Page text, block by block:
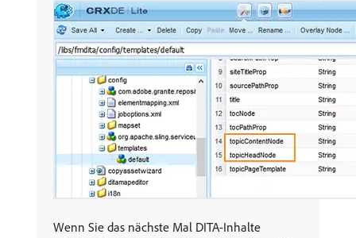
Wenn Sie das nächste Mal DITA-Inhalte